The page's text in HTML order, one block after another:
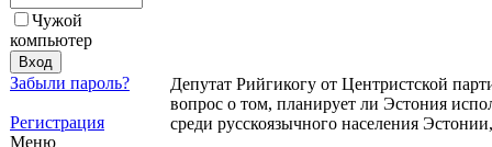
Чужой
компьютер
Забыли пароль?
Регистрация
Меню
Депутат Рийгикогу от Центристской
вопрос о том, планирует ли Эстония
среди русскоязычного населения